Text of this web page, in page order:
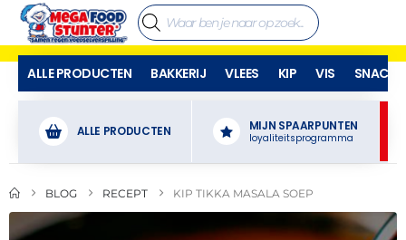
ALLE PRODUCTEN BAKKERIJ VLEES KIP VIS SNACKS
ALLE PRODUCTEN MIJN SPAARPUNTEN
loyaliteitsprogramma
BLOG RECEPT KIP TIKKA MASALA SOEP